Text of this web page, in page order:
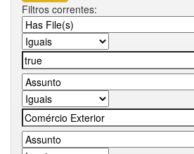
Filtros correntes: